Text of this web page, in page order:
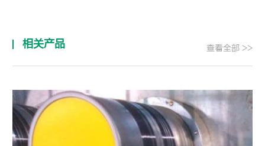
相关产品 查看全部 >>